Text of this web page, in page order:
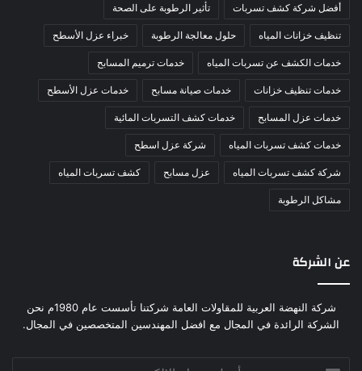
أفضل شركة كشف تسربات تأثير الرطوبة على الصحة
تنظيف خزانات المياه حلول معالجة الرطوبة خبراء عزل الأسطح
خدمات الكشف عن تسربات المياه خدمات ترميم المسابح
خدمات تنظيف خزانات خدمات صيانة مسابح خدمات عزل الأسطح
خدمات عزل المسابح خدمات كشف التسربات المائية
خدمات كشف تسربات المياه شركة عزل اسطح
شركة كشف تسربات المياه عزل مسابح كشف تسربات المياه
مشاكل الرطوبة
عن الشركة
شركة النهضة العربية للمقاولات العامة شركتنا تأسست عام 1980م نحن
الشركة الرائدة في المجال مع افضل المهندسين المتخصصين في المجال.